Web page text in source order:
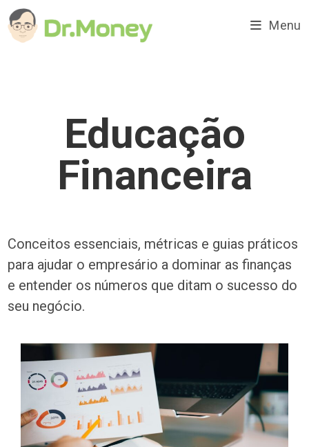
para
Menu
Educação
Financeira
Conceitos essenciais, métricas e guias práticos
para ajudar o empresário a dominar as finanças
e entender os números que ditam o sucesso do
seu negócio.